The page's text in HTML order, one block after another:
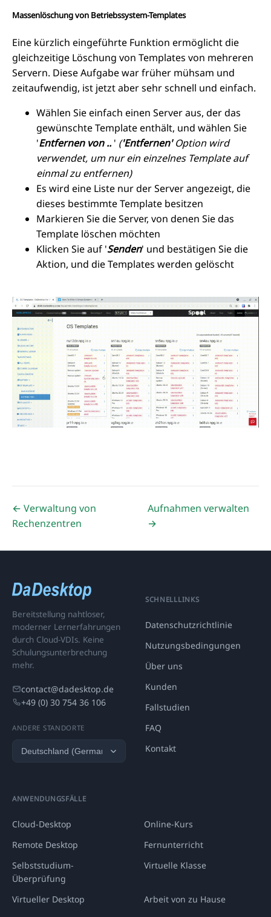
Massenlöschung von Betriebssystem-Templates
Eine kürzlich eingeführte Funktion ermöglicht die
gleichzeitige Löschung von Templates von mehreren
Servern. Diese Aufgabe war früher mühsam und
zeitaufwendig, ist jetzt aber sehr schnell und einfach.
Wählen Sie einfach einen Server aus, der das
gewünschte Template enthält, und wählen Sie
'Entfernen von .. ' ('Entfernen'Option wird
verwendet, um nur ein einzelnes Template auf
einmal zu entfernen)
Es wird eine Liste nur der Server angezeigt, die
dieses bestimmte Template besitzen
Markieren Sie die Server, von denen Sie das
Template löschen möchten
Klicken Sie auf 'Senden' und bestätigen Sie die
Aktion, und die Templates werden gelöscht
← Verwaltung von
Rechenzentren
Aufnahmen verwalten
→
Bereitstellung nahtloser,
moderner Lernerfahrungen
durch Cloud-VDIs. Keine
Schulungsunterbrechung
mehr.
contact@dadesktop.de
+49 (0) 30 754 36 106
ANDERE STANDORTE
SCHNELLLINKS
Datenschutzrichtlinie
Nutzungsbedingungen
Über uns
Kunden
Fallstudien
FAQ
Kontakt
ANWENDUNGSFÄLLE
Cloud-Desktop
Online-Kurs
Remote Desktop
Fernunterricht
Selbststudium-
Überprüfung
Virtuelle Klasse
Virtueller Desktop Arbeit von zu Hause